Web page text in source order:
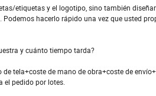
etiquetas y el logotipo, sino también
hacerlo rápido una vez que usted
y cuánto tiempo tarda?
tela+coste de mano de obra+coste de
el pedido por lotes.